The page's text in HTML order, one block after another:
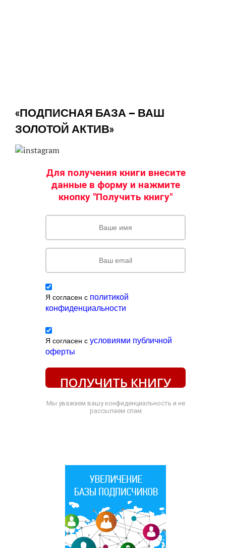
«ПОДПИСНАЯ БАЗА — ВАШ
ЗОЛОТОЙ АКТИВ»
Для получения книги внесите
данные в форму и нажмите
кнопку "Получить книгу"
Я согласен с политикой
конфиденциальности
Я согласен с условиями публичной
оферты
ПОЛУЧИТЬ КНИГУ
Мы уважаем вашу конфиденциальность и не
рассылаем спам